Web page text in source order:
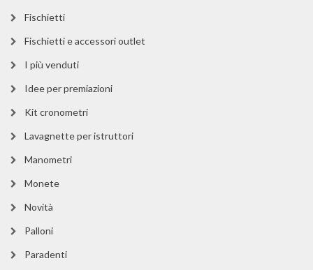
Fischietti
Fischietti e accessori outlet
I più venduti
Idee per premiazioni
Kit cronometri
Lavagnette per istruttori
Manometri
Monete
Novità
Palloni
Paradenti